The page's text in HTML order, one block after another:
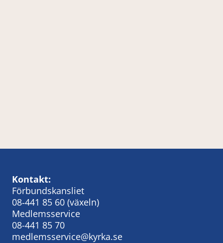
Kontakt:
Förbundskansliet
08‑441 85 60 (växeln)
Medlemsservice
08-441 85 70
medlemsservice@kyrka.se